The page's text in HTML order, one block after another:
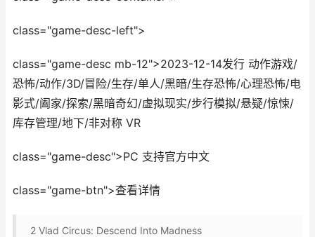
class="game-desc-left">
class="game-desc mb-12">2023-12-14发行 动作游戏/
恐怖/动作/3D/冒险/生存/单人/黑暗/生存恐怖/心理恐怖/电
影式/阖家/探索/黑暗奇幻/虚拟现实/步行模拟/悬疑/惊悚/
库存管理/地下/非对称 VR
class="game-desc">PC 支持官方中文
class="game-btn">查看详情
2 Vlad Circus: Descend Into Madness